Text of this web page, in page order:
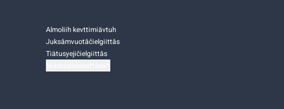
Almoliih kevttimiävtuh
Juksâmvuotâčielgiittâs
Tiätusyejičielgiittâs